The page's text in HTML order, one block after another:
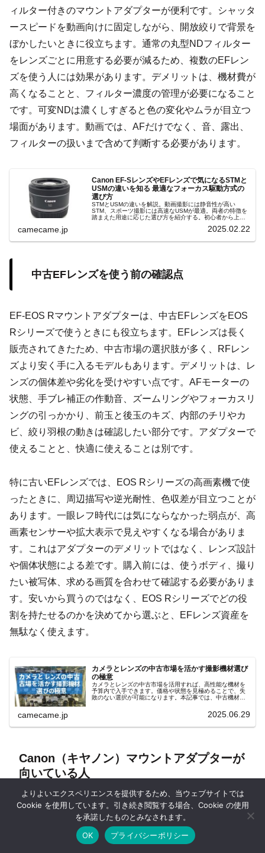
ィルター付きのマウントアダプターが便利です。シャッタ
ースピードを動画向けに固定しながら、開放絞りで背景を
ぼかしたいときに役立ちます。通常の丸型NDフィルター
をレンズごとに用意する必要が減るため、複数のEFレン
ズを使う人には効果があります。デメリットは、機材費が
高くなることと、フィルター濃度の管理が必要になること
です。可変NDは濃くしすぎると色の変化やムラが目立つ
場面があります。動画では、AFだけでなく、音、露出、
フィルターの扱いまで含めて判断する必要があります。
Canon EF-SレンズやEFレンズで気になるSTMと
USMの違いを知る 最適なフォーカス駆動方式の
選び方
STMとUSMの違いを解説。動画撮影には静音性が高い
STM、スポーツ撮影には高速なUSMが最適。両者の特徴を
踏まえた用途に応じた選び方を紹介する。初心者から上級
camecame.jp 2025.02.22
中古EFレンズを使う前の確認点
EF-EOS Rマウントアダプターは、中古EFレンズをEOS
Rシリーズで使うときにも役立ちます。EFレンズは長く
販売されてきたため、中古市場の選択肢が多く、RFレン
ズより安く手に入るモデルもあります。デメリットは、レ
ンズの個体差や劣化を受けやすい点です。AFモーターの
状態、手ブレ補正の作動音、ズームリングやフォーカスリ
ングの引っかかり、前玉と後玉のキズ、内部のチリやカ
ビ、絞り羽根の動きは確認したい部分です。アダプターで
使えることと、快適に使えることは別です。
特に古いEFレンズでは、EOS Rシリーズの高画素機で使
ったときに、周辺描写や逆光耐性、色収差が目立つことが
あります。一眼レフ時代には気にならなかった弱点が、高
画素センサーや拡大表示で見えやすくなる場合がありま
す。これはアダプターのデメリットではなく、レンズ設計
や個体状態による差です。購入前には、使うボディ、撮り
たい被写体、求める画質を合わせて確認する必要がありま
す。安いから買うのではなく、EOS Rシリーズでどの役
割を持たせるのかを決めてから選ぶと、EFレンズ資産を
無駄なく使えます。
カメラとレンズの中古市場を活かす撮影機材選び
の極意
カメラとレンズの中古市場を活用すれば、高性能な機材を
予算内で入手できます。価格や状態を見極めることで、失
敗のない選択が可能になります。本記事では、中古機材選
camecame.jp 2025.06.29
Canon（キヤノン）マウントアダプターが
向いている人
EFレンズ資産をEOS Rシリーズで生かす
RFレンズへ移行する前の判断
シェア 目次へ トップ
よりよいエクスペリエンスを提供するため、当ウェブサイトでは
Cookie を使用しています。引き続き閲覧する場合、Cookie の使用
を承諾したものとみなされます。
OK
プライバシーポリシー